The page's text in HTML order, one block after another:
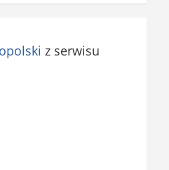
z serwisu